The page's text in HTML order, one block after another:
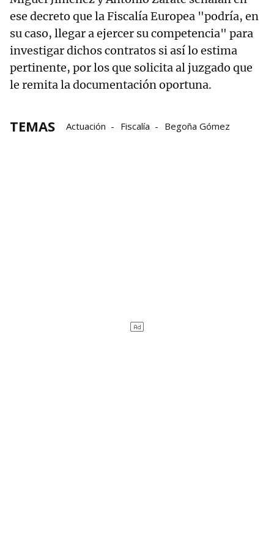
ese decreto que la Fiscalía Europea "podría, en
su caso, llegar a ejercer su competencia" para
investigar dichos contratos si así lo estima
pertinente, por los que solicita al juzgado que
le remita la documentación oportuna.
TEMAS Actuación Fiscalía Begoña Gómez